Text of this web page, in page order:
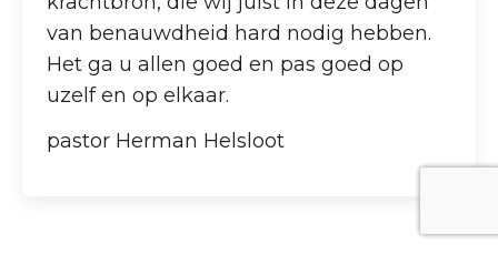
van benauwdheid hard nodig hebben.
Het ga u allen goed en pas goed op
uzelf en op elkaar.
pastor Herman Helsloot